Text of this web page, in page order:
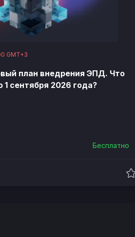
GMT+3
план внедрения ЭПД. Что
сентября 2026 года?
Бесплатно